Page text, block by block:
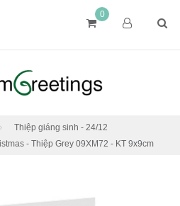
0
Thiệp giáng sinh - 24/12
- Thiệp Grey 09XM72 - KT 9x9cm